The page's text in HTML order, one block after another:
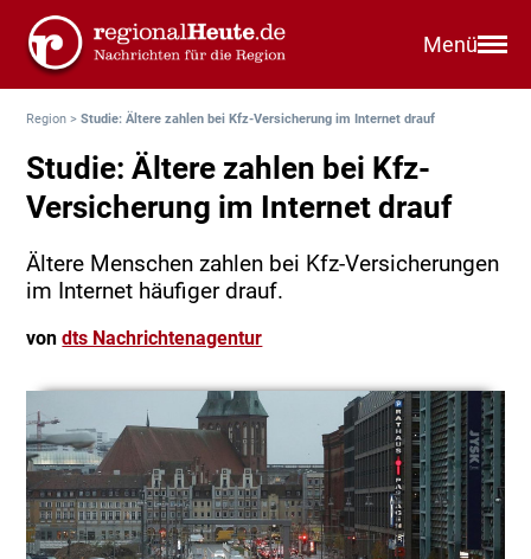
Menü
Region >Studie: Ältere zahlen bei Kfz-Versicherung im Internet drauf
Studie: Ältere zahlen bei Kfz-
Versicherung im Internet drauf
Ältere Menschen zahlen bei Kfz-Versicherungen
im Internet häufiger drauf.
vondts Nachrichtenagentur